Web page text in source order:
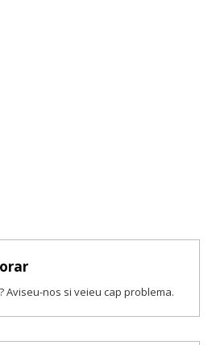
Aviseu-nos si veieu cap problema.